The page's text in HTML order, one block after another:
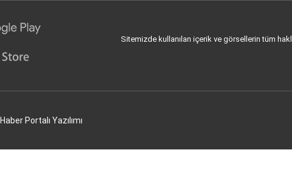
Sitemizde kullanılan içerik ve görsellerin tüm
Haber Portalı Yazılımı